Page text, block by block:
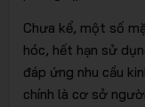
Chưa kể, một số
hóc, hết hạn sử
đáp ứng nhu cầu
chính là cơ sở